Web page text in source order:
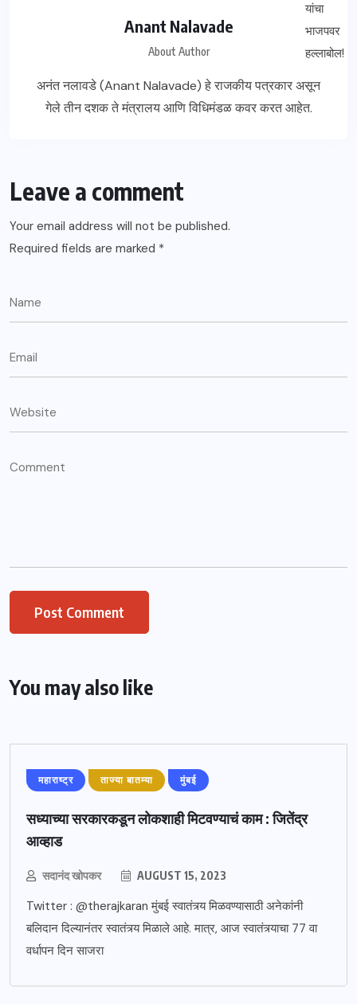
Anant Nalavade
About Author
अनंत नलावडे (Anant Nalavade) हे राजकीय पत्रकार असून
गेले तीन दशक ते मंत्रालय आणि विधिमंडळ कवर करत आहेत.
Leave a comment
Your email address will not be published.
Required fields are marked *
You may also like
महाराष्ट्र ताज्या बातम्या मुंबई
सध्याच्या सरकारकडून लोकशाही मिटवण्याचं काम : जितेंद्र
आव्हाड
सदानंद खोपकर AUGUST 15, 2023
Twitter : @therajkaran मुंबई स्वातंत्र्य मिळवण्यासाठी अनेकांनी
बलिदान दिल्यानंतर स्वातंत्र्य मिळाले आहे. मात्र, आज स्वातंत्र्याचा 77 वा
वर्धापन दिन साजरा